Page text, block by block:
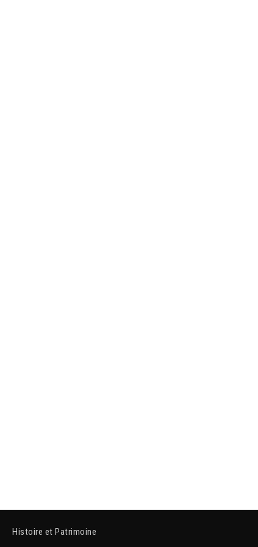
Histoire et Patrimoine